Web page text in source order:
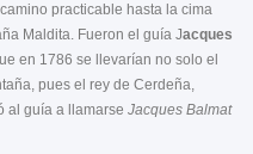
practicable hasta la cima
Maldita. Fueron el guía Jacques
en 1786 se llevarían no solo el
pues el rey de Cerdeña,
al guía a llamarse Jacques Balmat